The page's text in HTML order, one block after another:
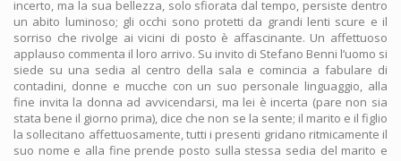
incerto, ma la sua bellezza, solo sfiorata dal tempo, persiste dentro
un abito luminoso; gli occhi sono protetti da grandi lenti scure e il
sorriso che rivolge ai vicini di posto è affascinante. Un affettuoso
applauso commenta il loro arrivo. Su invito di Stefano Benni l’uomo si
siede su una sedia al centro della sala e comincia a fabulare di
contadini, donne e mucche con un suo personale linguaggio, alla
fine invita la donna ad avvicendarsi, ma lei è incerta (pare non sia
stata bene il giorno prima), dice che non se la sente; il marito e il figlio
la sollecitano affettuosamente, tutti i presenti gridano ritmicamente il
suo nome e alla fine prende posto sulla stessa sedia del marito e